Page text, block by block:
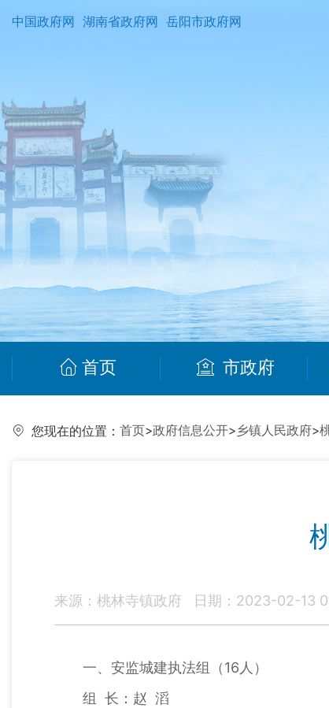
中国政府网 湖南省政府网 岳阳市政府网
首页 市政府
您现在的位置： 首页>政府信息公开>乡镇人民政府>
来源：桃林寺镇政府 日期：2023-02-13
一、安监城建执法组（16人）
组 长：赵 滔